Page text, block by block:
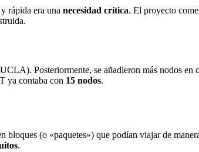
rápida era una necesidad crítica. El proyecto
Posteriormente, se añadieron más nodos en
ya contaba con 15 nodos.
(o «paquetes») que podían viajar de
.